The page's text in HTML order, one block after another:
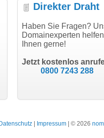
Abwicklung, vielen
modern software GbR
Landau an der Isar
Direkter Draht
Haben Sie Fragen?
Domainexperten helfen
Ihnen gerne!
Jetzt kostenlos
0800 7243 288
Datenschutz Impressum | © 2026